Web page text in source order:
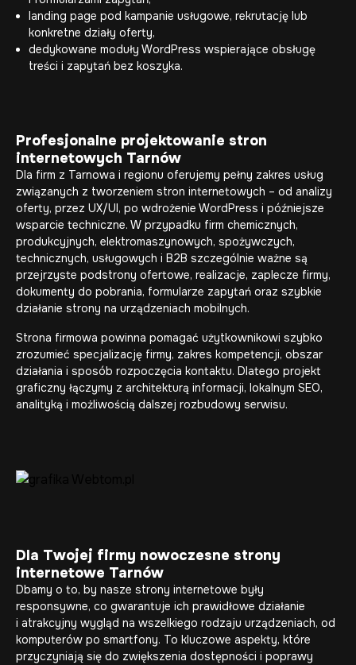
landing page pod kampanie usługowe, rekrutację lub
konkretne działy oferty,
dedykowane moduły WordPress wspierające obsługę
treści i zapytań bez koszyka.
Profesjonalne projektowanie stron
internetowych Tarnów
Dla firm z Tarnowa i regionu oferujemy pełny zakres usług
związanych z tworzeniem stron internetowych – od analizy
oferty, przez UX/UI, po wdrożenie WordPress i późniejsze
wsparcie techniczne. W przypadku firm chemicznych,
produkcyjnych, elektromaszynowych, spożywczych,
technicznych, usługowych i B2B szczególnie ważne są
przejrzyste podstrony ofertowe, realizacje, zaplecze firmy,
dokumenty do pobrania, formularze zapytań oraz szybkie
działanie strony na urządzeniach mobilnych.
Strona firmowa powinna pomagać użytkownikowi szybko
zrozumieć specjalizację firmy, zakres kompetencji, obszar
działania i sposób rozpoczęcia kontaktu. Dlatego projekt
graficzny łączymy z architekturą informacji, lokalnym SEO,
analityką i możliwością dalszej rozbudowy serwisu.
Dla Twojej firmy nowoczesne strony
internetowe Tarnów
Dbamy o to, by nasze strony internetowe były
responsywne, co gwarantuje ich prawidłowe działanie
i atrakcyjny wygląd na wszelkiego rodzaju urządzeniach, od
komputerów po smartfony. To kluczowe aspekty, które
przyczyniają się do zwiększenia dostępności i poprawy